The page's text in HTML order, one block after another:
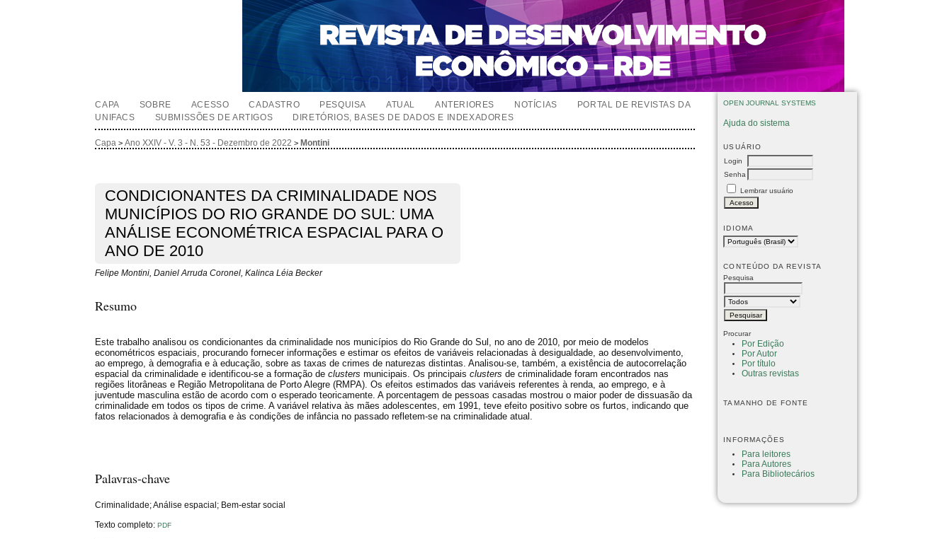
OPEN JOURNAL SYSTEMS
Ajuda do sistema
USUÁRIO
Login
Senha
Lembrar usuário
IDIOMA
CONTEÚDO DA REVISTA
Pesquisa
Procurar
Por Edição
Por Autor
Por título
Outras revistas
TAMANHO DE FONTE
INFORMAÇÕES
Para leitores
Para Autores
Para Bibliotecários
CAPA SOBRE ACESSO CADASTRO PESQUISA ATUAL ANTERIORES NOTÍCIAS
PORTAL DE REVISTAS DA
UNIFACS
SUBMISSÕES DE ARTIGOS DIRETÓRIOS, BASES DE DADOS E INDEXADORES
Capa >Ano XXIV - V. 3 - N. 53 - Dezembro de 2022 > Montini
CONDICIONANTES DA CRIMINALIDADE NOS
MUNICÍPIOS DO RIO GRANDE DO SUL: UMA
ANÁLISE ECONOMÉTRICA ESPACIAL PARA O
ANO DE 2010
Felipe Montini, Daniel Arruda Coronel, Kalinca Léia Becker
Resumo
Este trabalho analisou os condicionantes da criminalidade nos municípios do Rio Grande do Sul, no ano de 2010, por meio de modelos
econométricos espaciais, procurando fornecer informações e estimar os efeitos de variáveis relacionadas à desigualdade, ao desenvolvimento,
ao emprego, à demografia e à educação, sobre as taxas de crimes de naturezas distintas. Analisou-se, também, a existência de autocorrelação
espacial da criminalidade e identificou-se a formação declustersmunicipais. Os principaisclusters de criminalidade foram encontrados nas
regiões litorâneas e Região Metropolitana de Porto Alegre (RMPA). Os efeitos estimados das variáveis referentes à renda, ao emprego, e à
juventude masculina estão de acordo com o esperado teoricamente. A porcentagem de pessoas casadas mostrou o maior poder de dissuasão da
criminalidade em todos os tipos de crime. A variável relativa às mães adolescentes, em 1991, teve efeito positivo sobre os furtos, indicando que
fatos relacionados à demografia e às condições de infância no passado refletem-se na criminalidade atual.
Palavras-chave
Criminalidade; Análise espacial; Bem-estar social
Texto completo:PDF